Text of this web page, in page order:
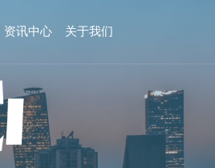
资讯中心 关于我们